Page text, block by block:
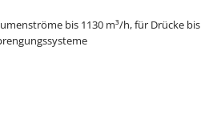
bis 1130 m³/h, für Drücke bis